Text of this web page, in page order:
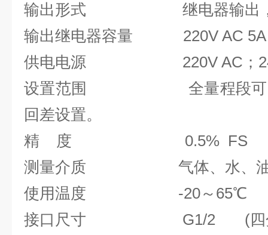
输出形式 继电器输出，
输出继电器容量 220V AC 5A
供电电源 220V AC；24V
设置范围 全量程段可以设
回差设置。
精 度 0.5% FS
测量介质 气体、水、
使用温度 -20～65℃
接口尺寸 G1/2 (四分